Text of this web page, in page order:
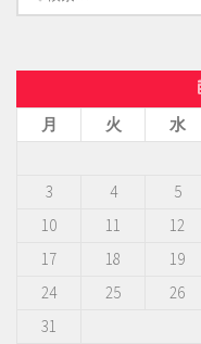
索:
月
火 水
3
4 5
10
11 12
17
18 19
24
25 26
31